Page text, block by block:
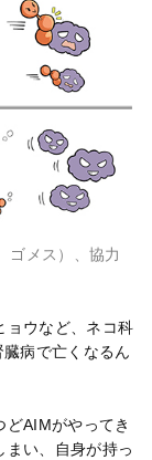
ゴメス）、協力
ョウなど、ネコ科
病で亡くなるん
AIMがやってき
まい、自身が持っ